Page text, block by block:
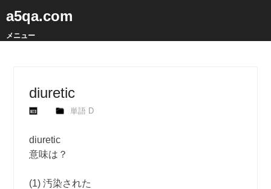
a5qa.com
メニュー
diuretic
単語 D
diuretic
意味は？
(1) 汚染された